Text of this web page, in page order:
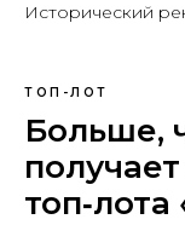
Исторический
ТОП-ЛОТ
Больше,